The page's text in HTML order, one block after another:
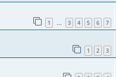
1 … 3 4 5 6 7
1 2 3